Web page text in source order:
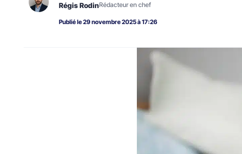
Régis RodinRédacteur en chef
Publié le 29 novembre 2025 à 17:26